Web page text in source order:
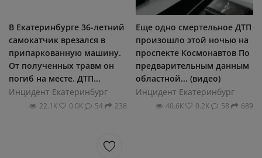
В Екатеринбурге 36-летний
самокатчик врезался в
припаркованную машину.
От полученных травм он
погиб на месте. ДТП...
Инцидент Екатеринбург
22.1К 0.0К 54 238
Еще одно смертельное ДТП
произошло этой ночью на
проспекте Космонавтов По
предварительным данным
областной... (видео)
Инцидент Екатеринбург
40.6К 0.2К 58 689